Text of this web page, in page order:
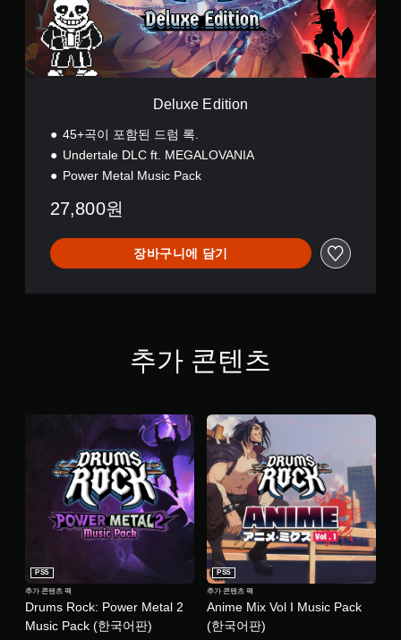
i
o
Deluxe Edition
45+곡이 포함된 드럼 록.
Undertale DLC ft. MEGALOVANIA
Power Metal Music Pack
27,800원
장바구니에 담기
추가 콘텐츠
Drums Rock: Power Metal 2
Music Pack (한국어판)
PS5
추가 콘텐츠 팩
Anime Mix Vol I Music Pack
(한국어판)
PS5
추가 콘텐츠 팩